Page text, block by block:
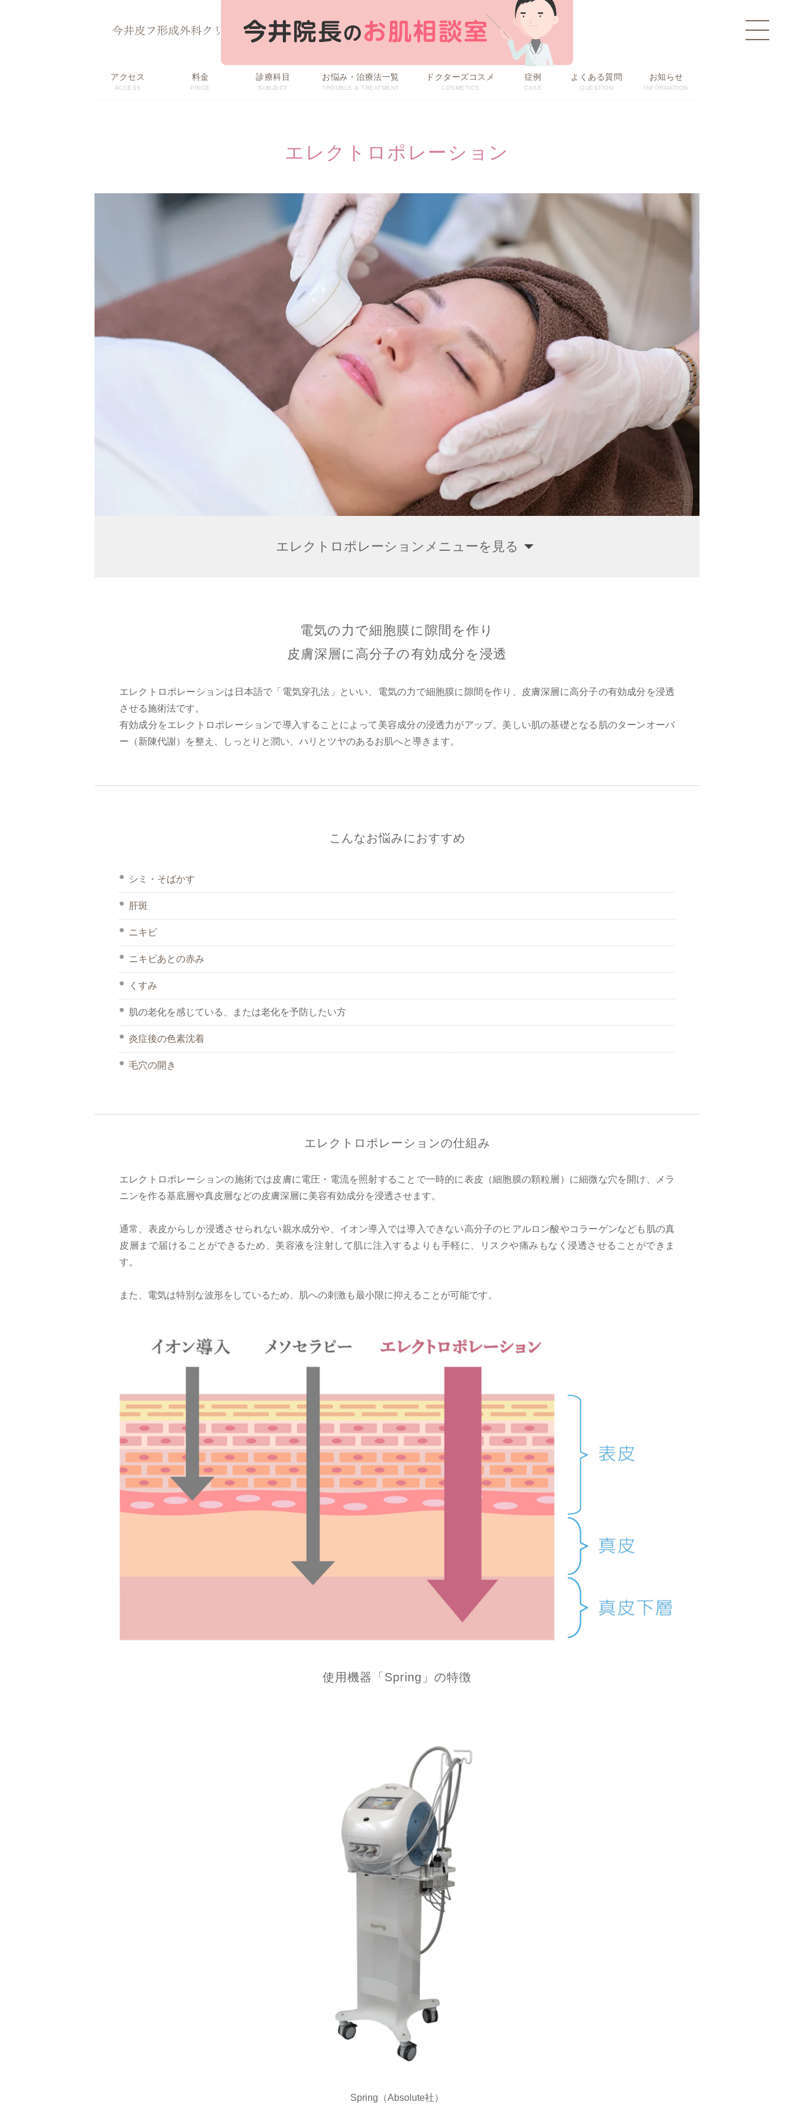
アクセス
ACCESS
料金
PRICE
診療科目
SUBJECT
お悩み・治療法一覧
TROUBLE & TREATMENT
ドクターズコスメ
COSMETICS
症例
CASE
よくある質問
QUESTION
お知らせ
INFORMATION
toggle
エレクトロポレーション
エレクトロポレーションメニューを見る
電気の力で細胞膜に隙間を作り
皮膚深層に高分子の有効成分を浸透
エレクトロポレーションは日本語で「電気穿孔法」といい、電気の力で細胞膜に隙間を作り、皮膚深層に高分子の有効成分を浸透
させる施術法です。
有効成分をエレクトロポレーションで導入することによって美容成分の浸透力がアップ。美しい肌の基礎となる肌のターンオーバ
ー（新陳代謝）を整え、しっとりと潤い、ハリとツヤのあるお肌へと導きます。
こんなお悩みにおすすめ
シミ・そばかす
肝斑
ニキビ
ニキビあとの赤み
くすみ
肌の老化を感じている、または老化を予防したい方
炎症後の色素沈着
毛穴の開き
エレクトロポレーションの仕組み
エレクトロポレーションの施術では皮膚に電圧・電流を照射することで一時的に表皮（細胞膜の顆粒層）に細微な穴を開け、メラ
ニンを作る基底層や真皮層などの皮膚深層に美容有効成分を浸透させます。
通常、表皮からしか浸透させられない親水成分や、イオン導入では導入できない高分子のヒアルロン酸やコラーゲンなども肌の真
皮層まで届けることができるため、美容液を注射して肌に注入するよりも手軽に、リスクや痛みもなく浸透させることができま
す。
また、電気は特別な波形をしているため、肌への刺激も最小限に抑えることが可能です。
使用機器「Spring」の特徴
Spring（Absolute社）